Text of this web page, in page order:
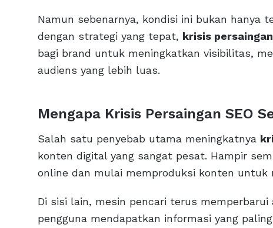
Namun sebenarnya, kondisi ini bukan hanya
dengan strategi yang tepat, krisis persaingan
bagi brand untuk meningkatkan visibilitas,
audiens yang lebih luas.
Mengapa Krisis Persaingan SEO
Salah satu penyebab utama meningkatnya
konten digital yang sangat pesat. Hampir
online dan mulai memproduksi konten untuk
Di sisi lain, mesin pencari terus
pengguna mendapatkan informasi yang